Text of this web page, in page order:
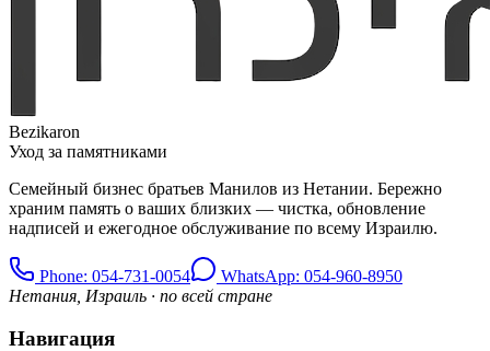
Bezikaron
Уход за памятниками
Семейный бизнес братьев Манилов из Нетании. Бережно
храним память о ваших близких — чистка, обновление
надписей и ежегодное обслуживание по всему Израилю.
Phone: 054-731-0054
WhatsApp: 054-960-8950
Нетания, Израиль · по всей стране
Навигация